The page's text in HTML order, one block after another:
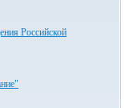
Российской